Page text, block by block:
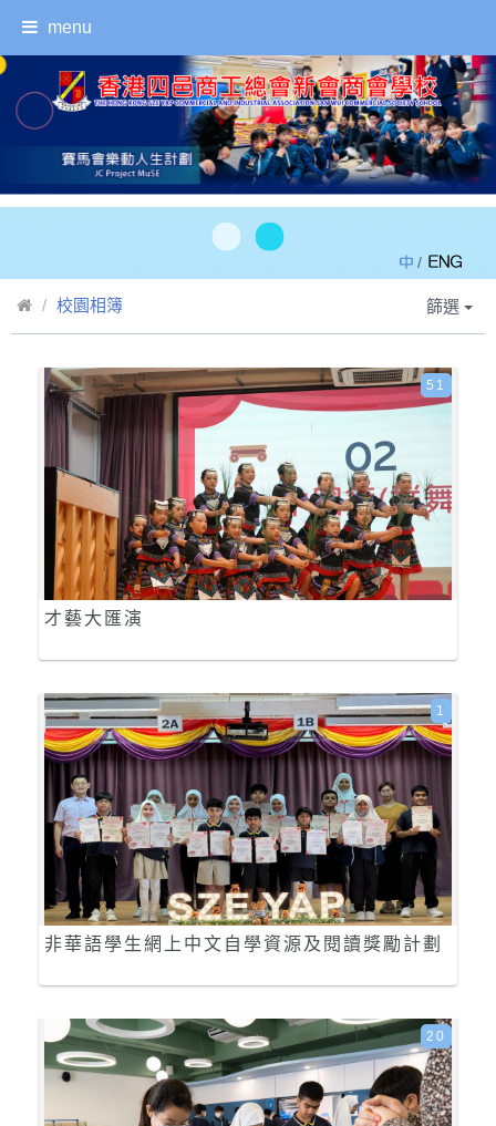
menu
/
校園相簿 篩選
才藝大匯演
51
非華語學生網上中文自學資源及閱讀獎勵計劃
1
20